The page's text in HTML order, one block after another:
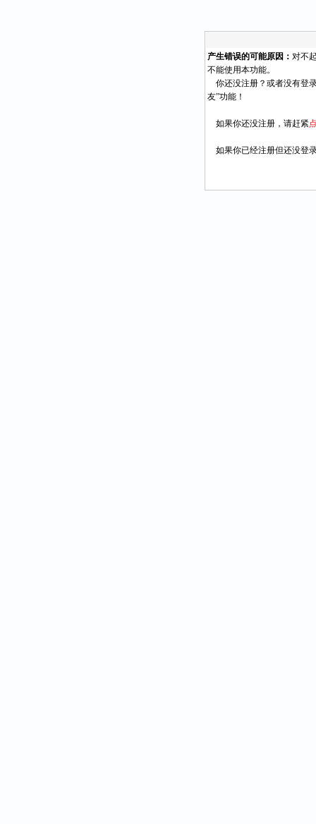
产生错误的可能原因： 对不
不能使用本功能。
你还没注册？或者没有登
友”功能！
如果你还没注册，请赶紧
如果你已经注册但还没登